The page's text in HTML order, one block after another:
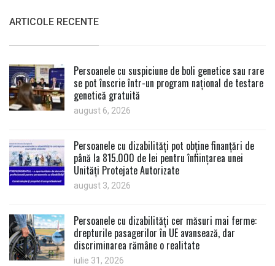
ARTICOLE RECENTE
Persoanele cu suspiciune de boli genetice sau rare
se pot înscrie într-un program național de testare
genetică gratuită
august 6, 2026
Persoanele cu dizabilități pot obține finanțări de
până la 815.000 de lei pentru înființarea unei
Unități Protejate Autorizate
august 3, 2026
Persoanele cu dizabilități cer măsuri mai ferme:
drepturile pasagerilor în UE avansează, dar
discriminarea rămâne o realitate
iulie 31, 2026